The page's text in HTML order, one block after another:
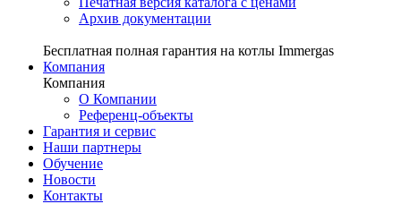
Архив документации
Бесплатная полная гарантия на котлы Immergas
Компания
Компания
О Компании
Референц-объекты
Гарантия и сервис
Наши партнеры
Обучение
Новости
Контакты